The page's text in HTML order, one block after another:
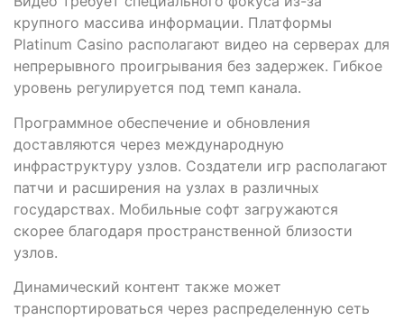
крупного массива информации. Платформы
Platinum Casino располагают видео на серверах для
непрерывного проигрывания без задержек. Гибкое
уровень регулируется под темп канала.
Программное обеспечение и обновления
доставляются через международную
инфраструктуру узлов. Создатели игр располагают
патчи и расширения на узлах в различных
государствах. Мобильные софт загружаются
скорее благодаря пространственной близости
узлов.
Динамический контент также может
транспортироваться через распределенную сеть